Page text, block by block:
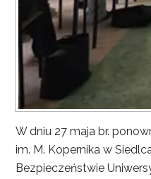
W dniu 27 maja br.
im. M. Kopernika w
Bezpieczeństwie